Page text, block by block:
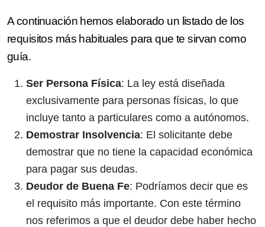
A continuación hemos elaborado un listado de los
requisitos más habituales para que te sirvan como
guía.
Ser Persona Física: La ley está diseñada
exclusivamente para personas físicas, lo que
incluye tanto a particulares como a autónomos.
Demostrar Insolvencia: El solicitante debe
demostrar que no tiene la capacidad económica
para pagar sus deudas.
Deudor de Buena Fe: Podríamos decir que es
el requisito más importante. Con este término
nos referimos a que el deudor debe haber hecho